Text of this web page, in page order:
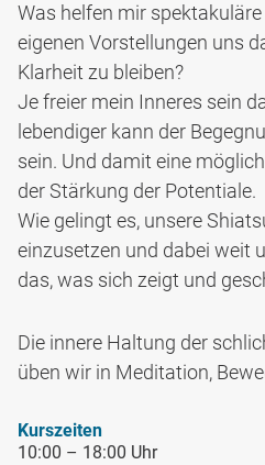
Was helfen mir
eigenen Vorstellungen uns
Klarheit zu bleiben?
Je freier mein Inneres sein
lebendiger kann der
sein. Und damit eine
der Stärkung der Potentiale.
Wie gelingt es, unsere
einzusetzen und dabei weit
das, was sich zeigt und
Die innere Haltung der
üben wir in Meditation,
Kurszeiten
10:00 – 18:00 Uhr